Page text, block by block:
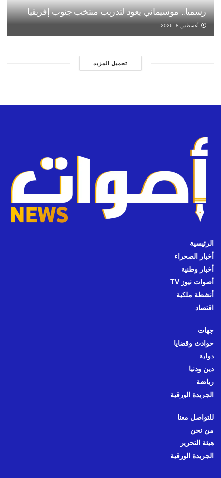
رسميا.. موسيماني يعود لتدريب منتخب جنوب إفريقيا
أغسطس 8, 2026
تحميل المزيد
الرئيسية
أخبار الصحراء
أخبار وطنية
أصوات نيوز TV
أنشطة ملكية
اقتصاد
جهات
حوادث وقضايا
دولية
دين ودنيا
رياضة
الجريدة الورقية
للتواصل معنا
من نحن
هيئة التحرير
الجريدة الورقية